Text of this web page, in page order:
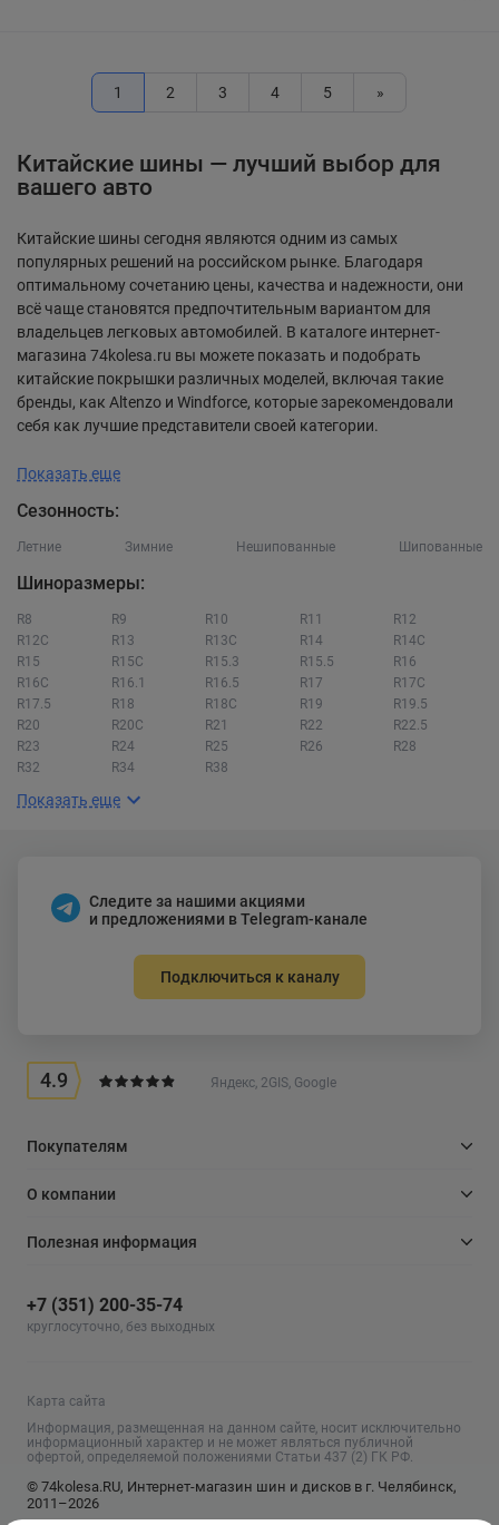
1 2 3 4 5 »
Китайские шины — лучший выбор для
вашего авто
Китайские шины сегодня являются одним из самых
популярных решений на российском рынке. Благодаря
оптимальному сочетанию цены, качества и надежности, они
всё чаще становятся предпочтительным вариантом для
владельцев легковых автомобилей. В каталоге интернет-
магазина 74kolesa.ru вы можете показать и подобрать
китайские покрышки различных моделей, включая такие
бренды, как Altenzo и Windforce, которые зарекомендовали
себя как лучшие представители своей категории.
Показать еще
Сезонность:
Летние Зимние Нешипованные Шипованные
Шиноразмеры:
R8 R9 R10 R11
R12
R12C
R13 R13C R14
R14C
R15
R15C R15.3 R15.5
R16
R16C
R16.1 R16.5 R17
R17C
R17.5
R18 R18C R19
R19.5
R20
R20C R21 R22
R22.5
R23
R24 R25 R26
R28
R32
R34 R38
Показать еще
Следите за нашими акциями
и предложениями в Telegram-канале
Подключиться к каналу
4.9 Яндекс, 2GIS, Google
Покупателям
О компании
Полезная информация
+7 (351) 200-35-74
круглосуточно, без выходных
Карта сайта
Информация, размещенная на данном сайте, носит исключительно
информационный характер и не может являться публичной
офертой, определяемой положениями Статьи 437 (2) ГК РФ.
© 74kolesa.RU, Интернет-магазин шин и дисков в г. Челябинск,
2011–2026